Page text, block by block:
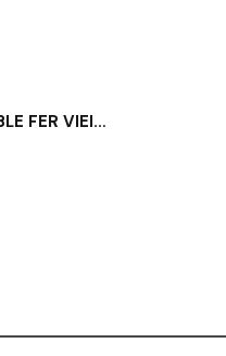
BOUTON DE MEUBLE FER VIEILLI DAUBY PBU45 VO